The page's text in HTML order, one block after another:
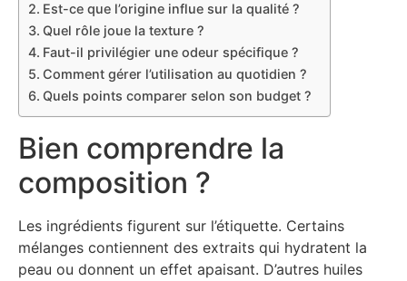
Est-ce que l’origine influe sur la qualité ?
Quel rôle joue la texture ?
Faut-il privilégier une odeur spécifique ?
Comment gérer l’utilisation au quotidien ?
Quels points comparer selon son budget ?
Bien comprendre la
composition ?
Les ingrédients figurent sur l’étiquette. Certains
mélanges contiennent des extraits qui hydratent la
peau ou donnent un effet apaisant. D’autres huiles